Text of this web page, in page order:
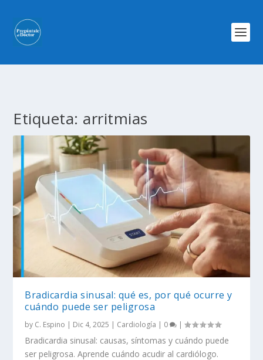
Etiqueta: arritmias
Bradicardia sinusal: qué es, por qué ocurre y
cuándo puede ser peligrosa
by C. Espino | Dic 4, 2025 | Cardiología | 0 |
Bradicardia sinusal: causas, síntomas y cuándo puede
ser peligrosa. Aprende cuándo acudir al cardiólogo.